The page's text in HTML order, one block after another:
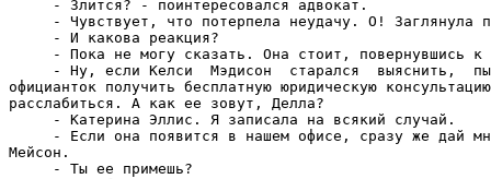
     - Злится? - поинтересовался адвокат.
- Чувствует, что потерпела неудачу. О! Заглянула
     - И какова реакция?
- Пока не могу сказать. Она стоит, повернувшись к
- Ну, если Келси  Мэдисон  старался  выяснить,
официанток получить бесплатную юридическую
расслабиться. А как ее зовут, Делла?
     - Катерина Эллис. Я записала на всякий случай.
- Если она появится в нашем офисе, сразу же дай
Мейсон.
     - Ты ее примешь?